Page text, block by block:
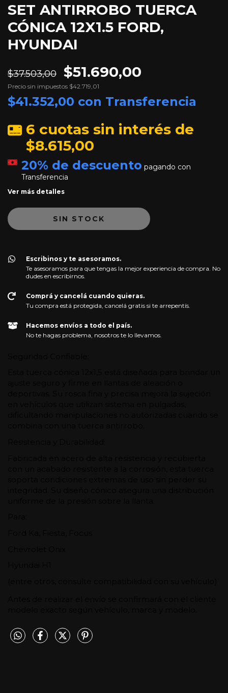
SET ANTIRROBO TUERCA
CÓNICA 12X1.5 FORD,
HYUNDAI
$37.503,00 $51.690,00
Precio sin impuestos $42.719,01
$41.352,00 con Transferencia
6 cuotas sin interés de
$8.615,00
20% de descuento pagando con
Transferencia
Ver más detalles
Escribinos y te asesoramos.
Te asesoramos para que tengas la mejor experiencia de compra. No
dudes en escribirnos.
Comprá y cancelá cuando quieras.
Tu compra está protegida, cancelá gratis si te arrepentís.
Hacemos envíos a todo el país.
No te hagas problema, nosotros te lo llevamos.